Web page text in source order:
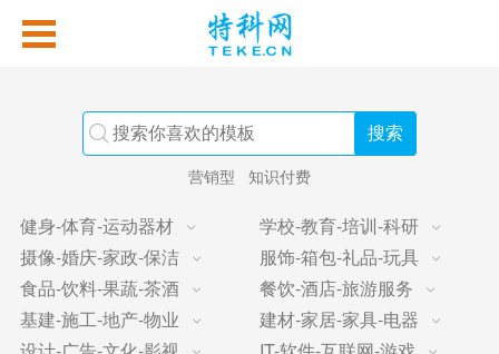
营销型 知识付费
健身-体育-运动器材
学校-教育-培训-科研
摄像-婚庆-家政-保洁
服饰-箱包-礼品-玩具
食品-饮料-果蔬-茶酒
餐饮-酒店-旅游服务
基建-施工-地产-物业
建材-家居-家具-电器